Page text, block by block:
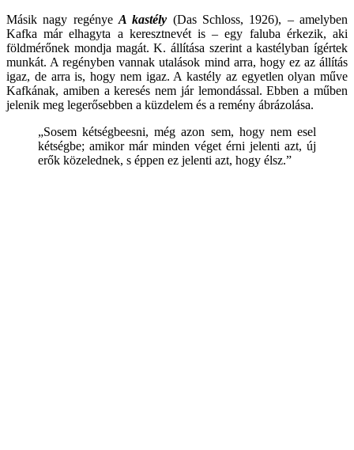
Másik nagy regénye A kastély (Das Schloss, 1926), – amelyben
Kafka már elhagyta a keresztnevét is – egy faluba érkezik, aki
földmérőnek mondja magát. K. állítása szerint a kastélyban ígértek
munkát. A regényben vannak utalások mind arra, hogy ez az állítás
igaz, de arra is, hogy nem igaz. A kastély az egyetlen olyan műve
Kafkának, amiben a keresés nem jár lemondással. Ebben a műben
jelenik meg legerősebben a küzdelem és a remény ábrázolása.
„Sosem kétségbeesni, még azon sem, hogy nem esel
kétségbe; amikor már minden véget érni jelenti azt, új
erők közelednek, s éppen ez jelenti azt, hogy élsz.”